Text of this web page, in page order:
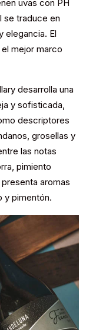
uvas con PH
se traduce en
elegancia. El
mejor marco
desarrolla una
y sofisticada,
descriptores
grosellas y
las notas
pimiento
aromas
y pimentón.